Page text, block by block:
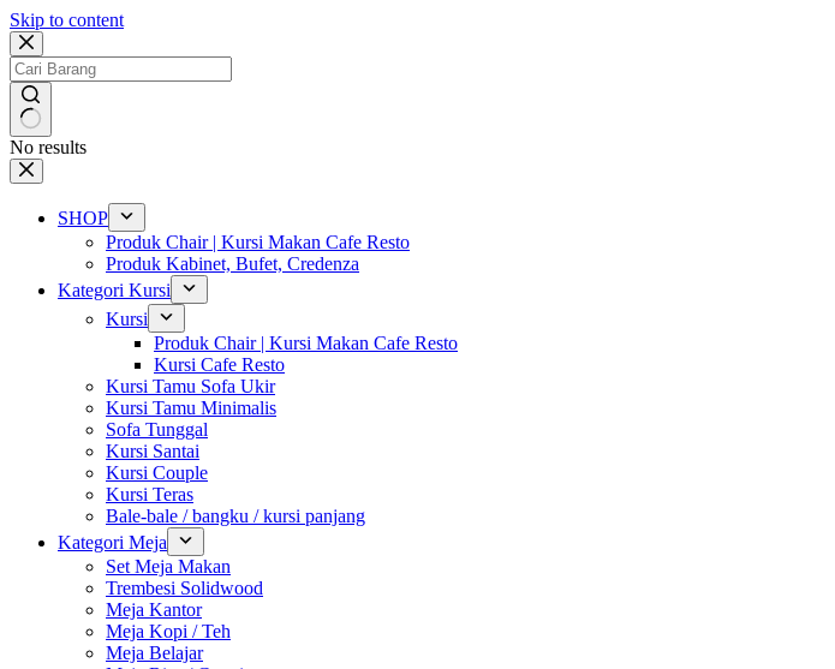
Skip to content
No results
SHOP
Produk Chair | Kursi Makan Cafe Resto
Produk Kabinet, Bufet, Credenza
Kategori Kursi
Kursi
Produk Chair | Kursi Makan Cafe Resto
Kursi Cafe Resto
Kursi Tamu Sofa Ukir
Kursi Tamu Minimalis
Sofa Tunggal
Kursi Santai
Kursi Couple
Kursi Teras
Bale-bale / bangku / kursi panjang
Kategori Meja
Set Meja Makan
Trembesi Solidwood
Meja Kantor
Meja Kopi / Teh
Meja Belajar